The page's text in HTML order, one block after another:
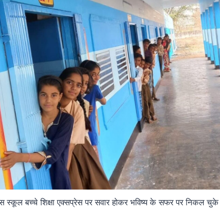
स्कूल बच्चे शिक्षा एक्सप्रेस पर सवार होकर भविष्य के सफर पर निकल